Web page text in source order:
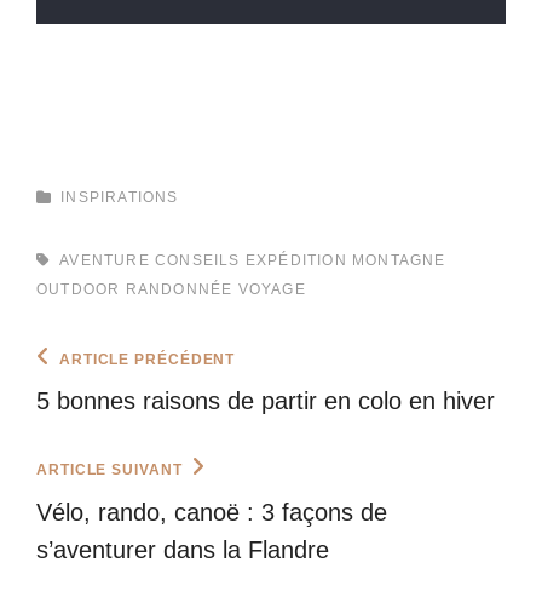
CATEGORIES
INSPIRATIONS
TAGS,AVENTURE CONSEILS EXPÉDITION MONTAGNE
OUTDOOR RANDONNÉE VOYAGE
Navigation
de
Previous
Post
ARTICLE PRÉCÉDENT
5 bonnes raisons de partir en colo en hiver
Next
Post
ARTICLE SUIVANT
Vélo, rando, canoë : 3 façons de
s’aventurer dans la Flandre